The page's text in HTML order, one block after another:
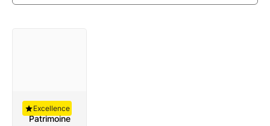
Auguste
Patrimoine
Excellence